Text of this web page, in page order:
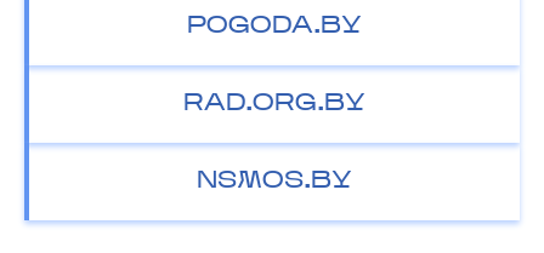
POGODA.BY
RAD.ORG.BY
NSMOS.BY